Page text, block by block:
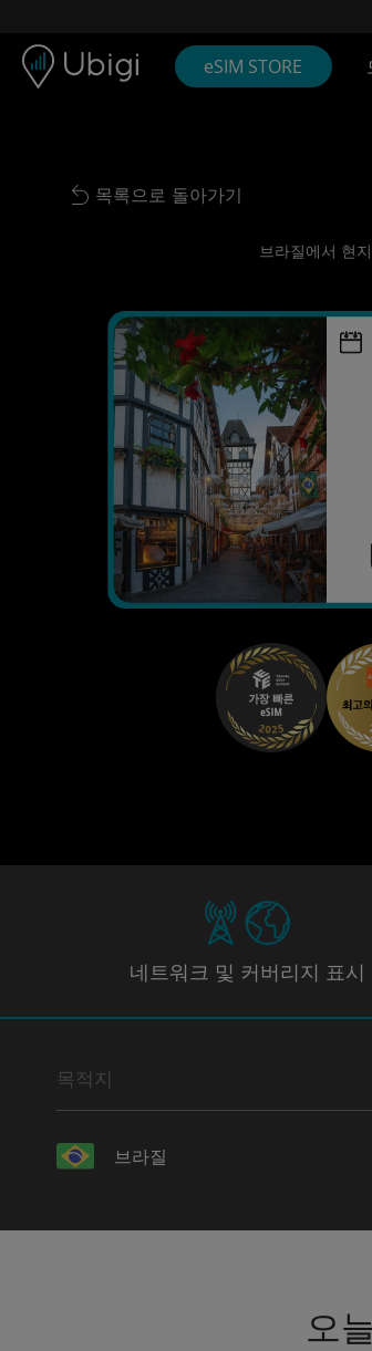
eSIM STORE
Back to list
목록으로 돌아가기
브라질에서 현
네트워크 및 커버리지 표시
목적지
브라질
오